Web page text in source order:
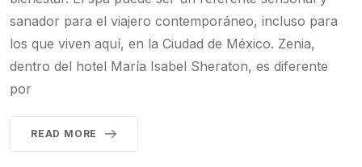
sanador para el viajero contemporáneo, incluso para
los que viven aquí, en la Ciudad de México. Zenia,
dentro del hotel María Isabel Sheraton, es diferente
por
READ MORE